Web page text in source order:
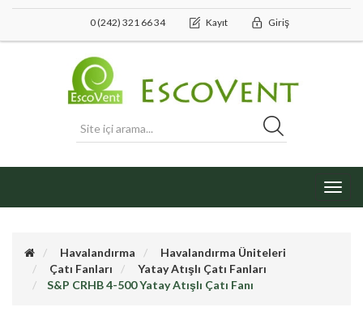
0 (242) 321 66 34 Kayıt Giriş
Havalandırma
Havalandırma Üniteleri
Çatı Fanları
Yatay Atışlı Çatı Fanları
S&P CRHB 4-500 Yatay Atışlı Çatı Fanı